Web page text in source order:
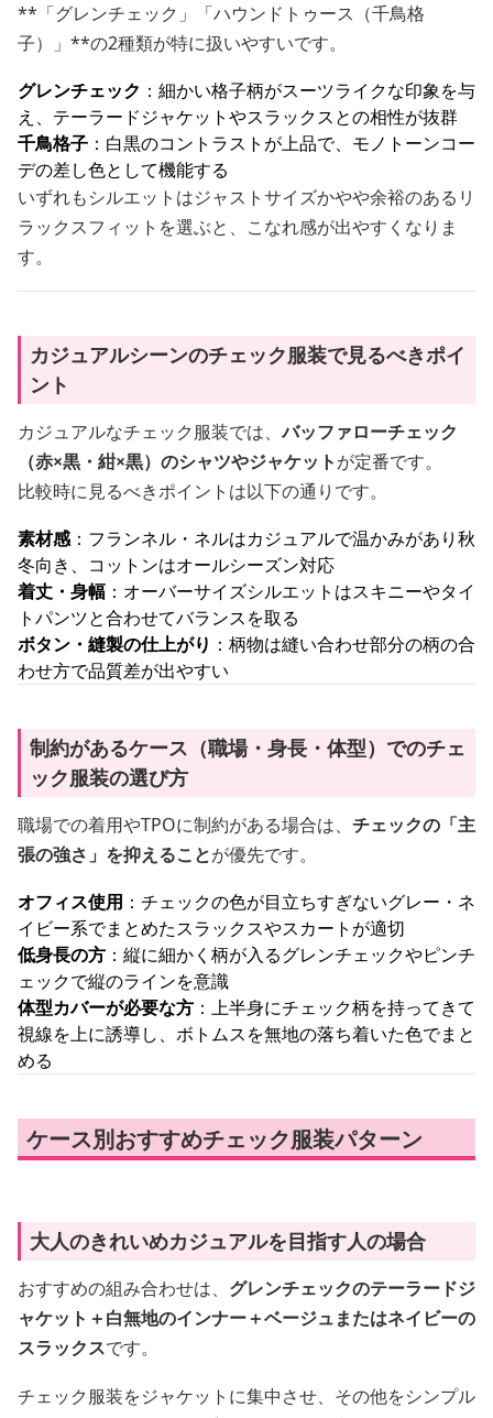
**「グレンチェック」「ハウンドトゥース（千鳥格
子）」**の2種類が特に扱いやすいです。
グレンチェック ：細かい格子柄がスーツライクな印象を与
え、テーラードジャケットやスラックスとの相性が抜群
千鳥格子 ：白黒のコントラストが上品で、モノトーンコー
デの差し色として機能する
いずれもシルエットはジャストサイズかやや余裕のあるリ
ラックスフィットを選ぶと、こなれ感が出やすくなりま
す。
カジュアルシーンのチェック服装で見るべきポイ
ント
カジュアルなチェック服装では、バッファローチェック
（赤×黒・紺×黒）のシャツやジャケットが定番です。
比較時に見るべきポイントは以下の通りです。
素材感：フランネル・ネルはカジュアルで温かみがあり秋
冬向き、コットンはオールシーズン対応
着丈・身幅 ：オーバーサイズシルエットはスキニーやタイ
トパンツと合わせてバランスを取る
ボタン・縫製の仕上がり ：柄物は縫い合わせ部分の柄の合
わせ方で品質差が出やすい
制約があるケース（職場・身長・体型）でのチェ
ック服装の選び方
職場での着用やTPOに制約がある場合は、 チェックの「主
張の強さ」を抑えることが優先です。
オフィス使用 ：チェックの色が目立ちすぎないグレー・ネ
イビー系でまとめたスラックスやスカートが適切
低身長の方 ：縦に細かく柄が入るグレンチェックやピンチ
ェックで縦のラインを意識
体型カバーが必要な方 ：上半身にチェック柄を持ってきて
視線を上に誘導し、ボトムスを無地の落ち着いた色でまと
める
ケース別おすすめチェック服装パターン
大人のきれいめカジュアルを目指す人の場合
おすすめの組み合わせは、 グレンチェックのテーラードジ
ャケット＋白無地のインナー＋ベージュまたはネイビーの
スラックスです。
チェック服装をジャケットに集中させ、その他をシンプル